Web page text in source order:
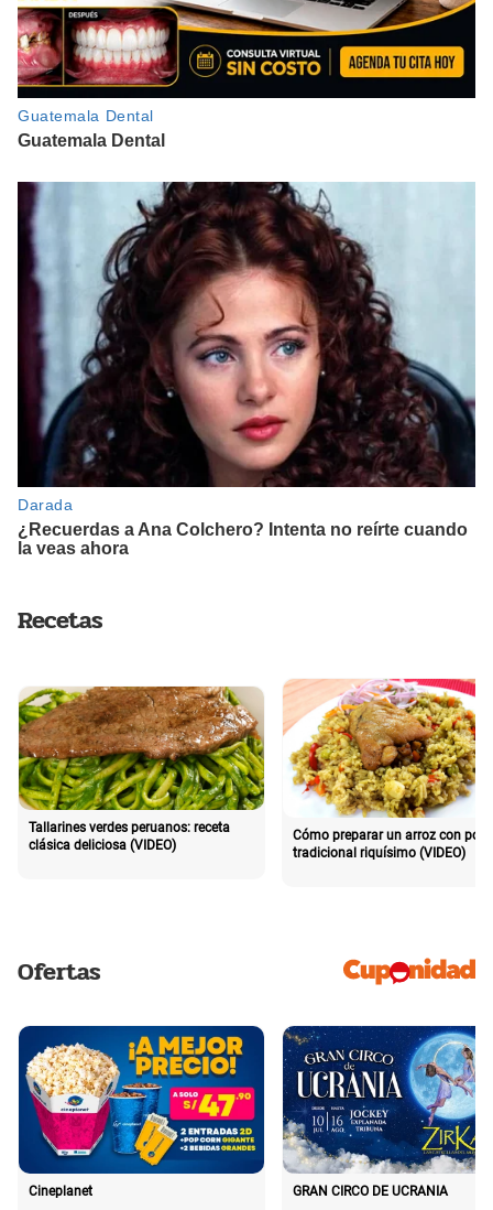
Recetas
Tallarines verdes peruanos: receta
clásica deliciosa (VIDEO)
Cómo preparar un arroz con pollo
tradicional riquísimo (VIDEO)
Ofertas
Cineplanet GRAN CIRCO DE UCRANIA